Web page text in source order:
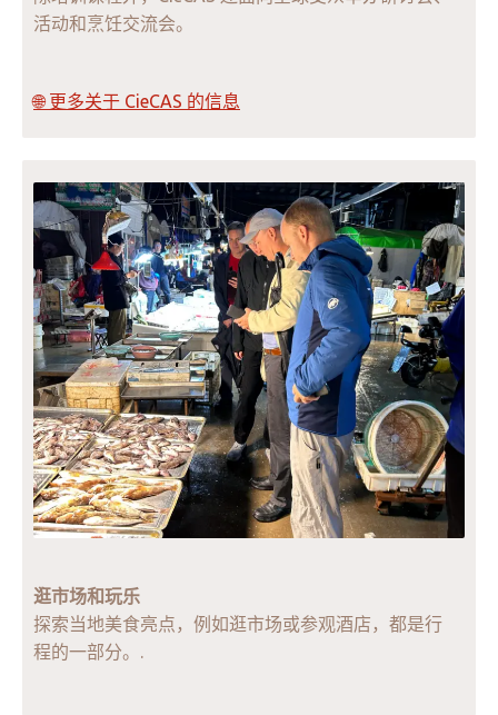
活动和烹饪交流会。
🌐 更多关于 CieCAS 的信息
逛市场和玩乐
探索当地美食亮点，例如逛市场或参观酒店，都是行
程的一部分。.